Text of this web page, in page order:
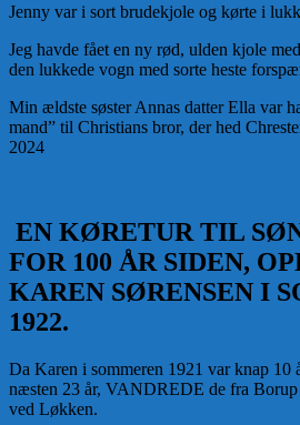
Jenny var i sort brudekjole og kørte i
Jeg havde fået en ny rød, ulden kjole
den lukkede vogn med sorte heste
Min ældste søster Annas datter Ella var
mand” til Christians bror, der hed
2024
EN KØRETUR TIL
FOR 100 ÅR SIDEN,
KAREN SØRENSEN I
1922.
Da Karen i sommeren 1921 var knap 10
næsten 23 år, VANDREDE de fra
ved Løkken.